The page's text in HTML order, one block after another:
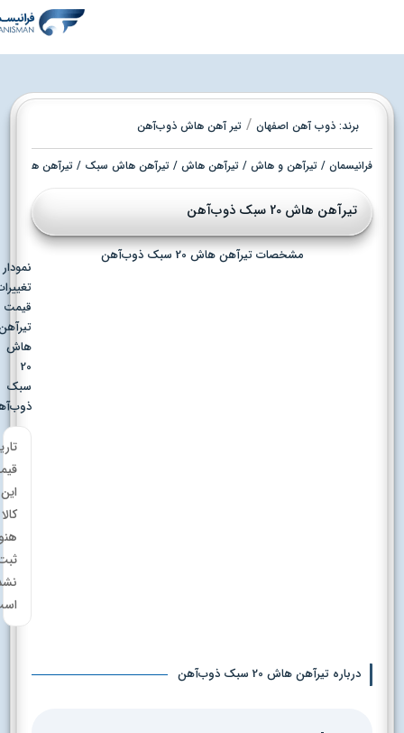
ذوب آهن اصفهان/تیر آهن هاش ذوب‌آهن
فرانیسمان/تیرآهن و هاش /تیرآهن هاش /تیرآهن هاش سبک / تیرآهن هاش 20 سبک ذوب‌آهن
تیرآهن هاش 20 سبک ذوب‌آهن
مشخصات تیرآهن هاش 20 سبک ذوب‌آهن
نمودار
تغییرات
قیمت
تیرآهن
هاش
سبک
ذوب‌آهن
تاریخچه
قیمت
نشده
است.
درباره تیرآهن هاش 20 سبک ذوب‌آهن